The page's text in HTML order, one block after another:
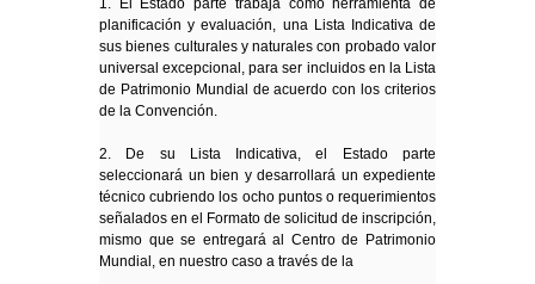
1. El Estado parte trabaja como herramienta de
planificación y evaluación, una Lista Indicativa de
sus bienes culturales y naturales con probado valor
universal excepcional, para ser incluidos en la Lista
de Patrimonio Mundial de acuerdo con los criterios
de la Convención.
2. De su Lista Indicativa, el Estado parte
seleccionará un bien y desarrollará un expediente
técnico cubriendo los ocho puntos o requerimientos
señalados en el Formato de solicitud de inscripción,
mismo que se entregará al Centro de Patrimonio
Mundial, en nuestro caso a través de la